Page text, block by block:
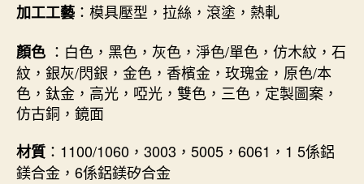
加工工藝 ：模具壓型，拉絲，滾塗，熱軋
顏色 ：白色，黑色，灰色，淨色/單色，仿木紋，石
紋，銀灰/閃銀，金色，香檳金，玫瑰金，原色/本
色，鈦金，高光，啞光，雙色，三色，定製圖案，
仿古銅，鏡面
材質 ：1100/1060，3003，5005，6061，1 5係鋁
鎂合金，6係鋁鎂矽合金